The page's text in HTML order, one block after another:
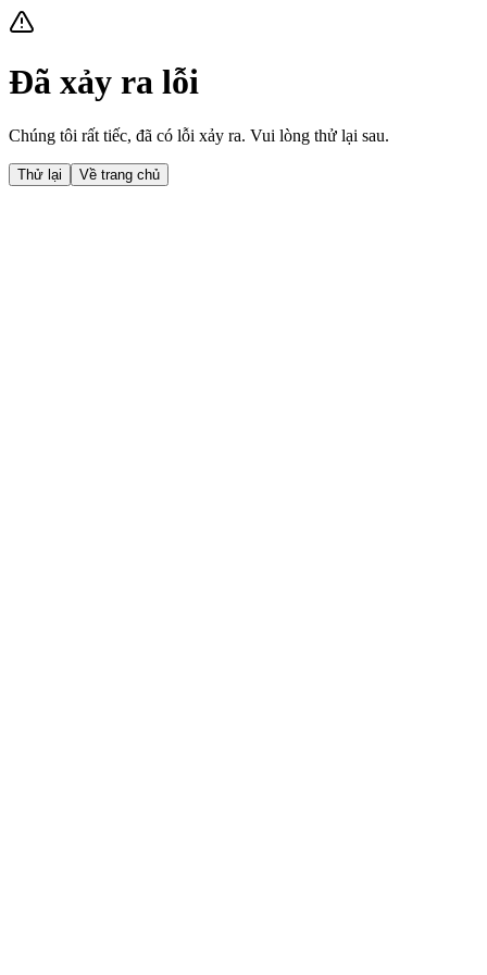
Đã xảy ra lỗi
Chúng tôi rất tiếc, đã có lỗi xảy ra. Vui lòng thử lại sau.
Thử lại Về trang chủ